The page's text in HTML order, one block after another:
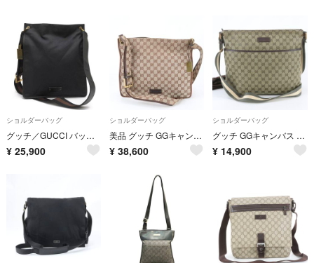
ショルダーバッグ
グッチ／GUCCI バッグ ショルダーバッグ 鞄 メンズ 男性 男性用 コットン 綿 キャンバス レザー 革 ブラック 黒 90657 1669 クロスボディバッグ ユニセックス 男女兼用
¥ 25,900
ショルダーバッグ
美品 グッチ GGキャンバス 90656 レザー ショルダーバッグ 斜め掛け メッセンジャー ビジネス 通勤 A4 メンズ WNM EL57-1
¥ 38,600
ショルダーバッグ
グッチ GGキャンバス 189751 レザー ショルダーバッグ 斜め掛け メッセンジャー ビジネス 通勤 A4 メンズ WNM EL56-1
¥ 14,900